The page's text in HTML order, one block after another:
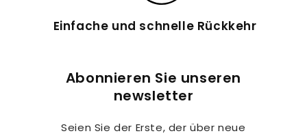
Einfache und schnelle Rückkehr
Abonnieren Sie unseren
newsletter
Seien Sie der Erste, der über neue